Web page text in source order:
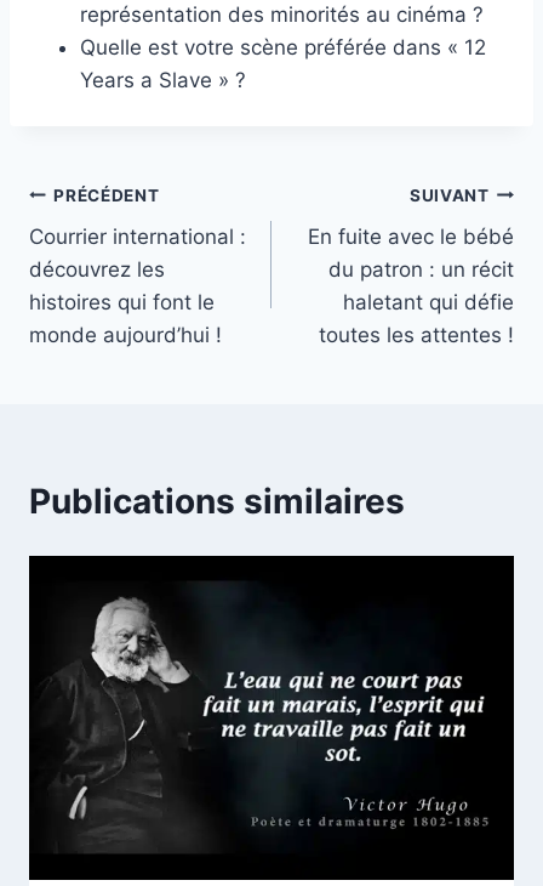
représentation des minorités au cinéma ?
Quelle est votre scène préférée dans « 12
Years a Slave » ?
Navigation
de
l’article
PRÉCÉDENT
Courrier international :
découvrez les
histoires qui font le
monde aujourd’hui !
SUIVANT
En fuite avec le bébé
du patron : un récit
haletant qui défie
toutes les attentes !
Publications similaires